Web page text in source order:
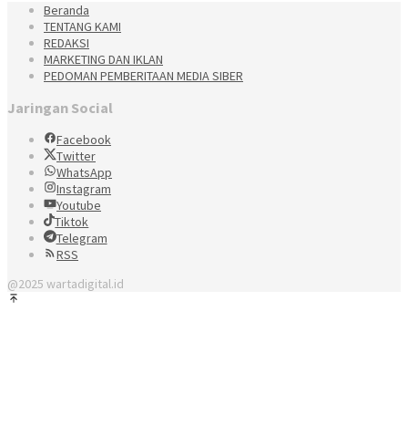
Beranda
TENTANG KAMI
REDAKSI
MARKETING DAN IKLAN
PEDOMAN PEMBERITAAN MEDIA SIBER
Jaringan Social
Facebook
Twitter
WhatsApp
Instagram
Youtube
Tiktok
Telegram
RSS
@2025 wartadigital.id